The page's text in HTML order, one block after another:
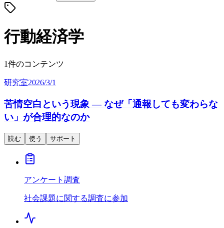
行動経済学
1件のコンテンツ
研究室2026/3/1
苦情空白という現象 — なぜ「通報しても変わらな
い」が合理的なのか
読む 使う サポート
アンケート調査
社会課題に関する調査に参加